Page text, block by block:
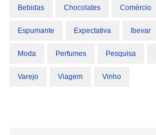
Bebidas Chocolates Comércio
Espumante Expectativa Ibevar
Moda Perfumes Pesquisa
Varejo Viagem Vinho